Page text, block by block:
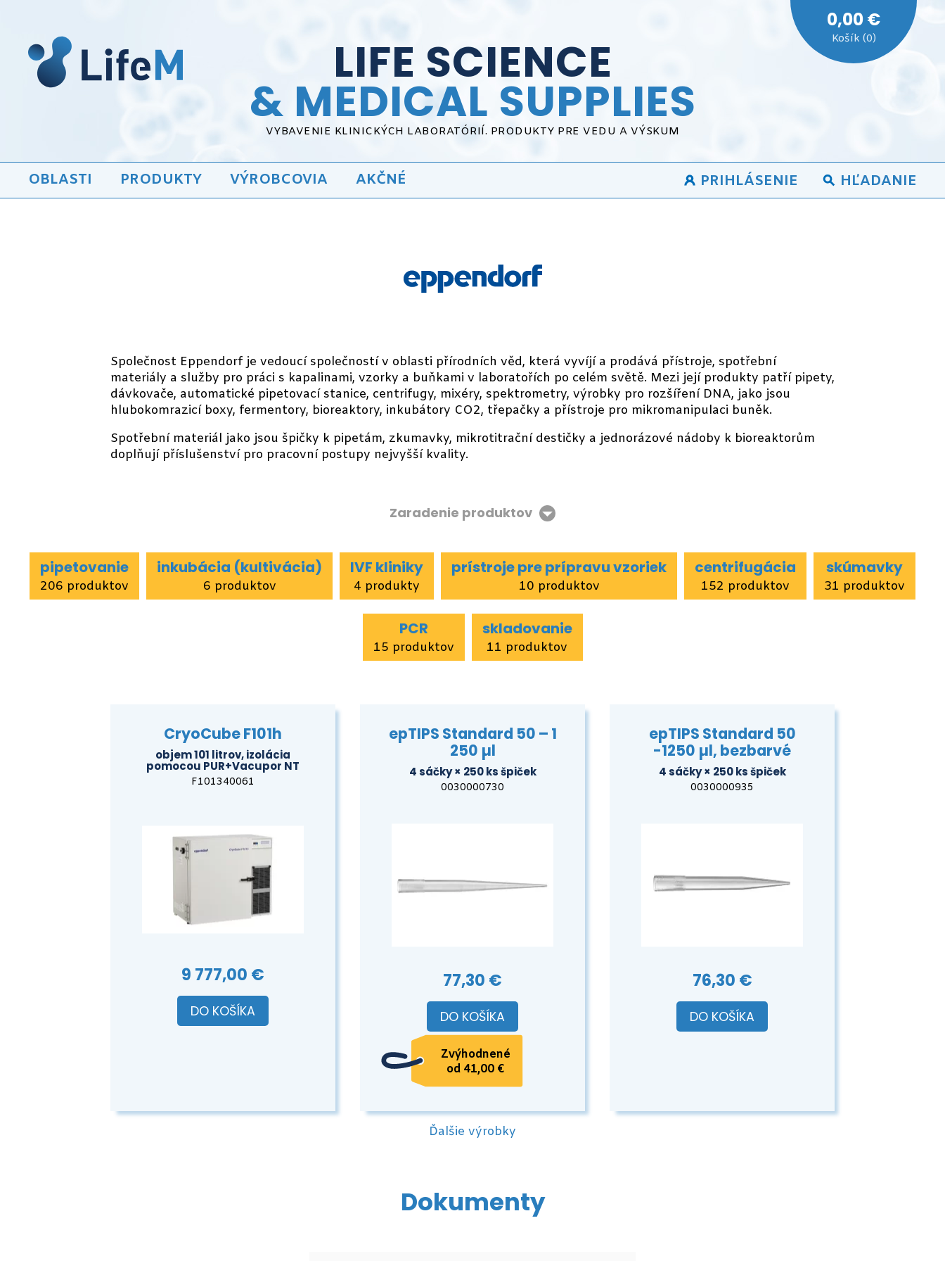
LIFE SCIENCE
& MEDICAL SUPPLIES
VYBAVENIE KLINICKÝCH LABORATÓRIÍ. PRODUKTY PRE VEDU A VÝSKUM
0,00 €
Košík (0)
OBLASTI PRODUKTY VÝROBCOVIA AKČNÉ HĽADANIE
PRIHLÁSENIE
Společnost Eppendorf je vedoucí společností v oblasti přírodních věd, která vyvíjí a prodává přístroje, spotřební
materiály a služby pro práci s kapalinami, vzorky a buňkami v laboratořích po celém světě. Mezi její produkty patří pipety,
dávkovače, automatické pipetovací stanice, centrifugy, mixéry, spektrometry, výrobky pro rozšíření DNA, jako jsou
hlubokomrazicí boxy, fermentory, bioreaktory, inkubátory CO2, třepačky a přístroje pro mikromanipulaci buněk.
Spotřební materiál jako jsou špičky k pipetám, zkumavky, mikrotitrační destičky a jednorázové nádoby k bioreaktorům
doplňují příslušenství pro pracovní postupy nejvyšší kvality.
Zaradenie produktov
pipetovanie
206 produktov
inkubácia (kultivácia)
6 produktov
IVF kliniky
4 produkty
prístroje pre prípravu vzoriek
10 produktov
centrifugácia
152 produktov
skúmavky
31 produktov
PCR
15 produktov
skladovanie
11 produktov
CryoCube F101h
objem 101 litrov, izolácia
pomocou PUR+Vacupor NT
F101340061
9 777,00 €
DO KOŠÍKA
epTIPS Standard 50 – 1
250 µl
4 sáčky × 250 ks špiček
0030000730
77,30 €
DO KOŠÍKA
Zvýhodnené
od 41,00 €
epTIPS Standard 50
-1250 µl, bezbarvé
4 sáčky × 250 ks špiček
0030000935
76,30 €
DO KOŠÍKA
Ďalšie výrobky
Dokumenty